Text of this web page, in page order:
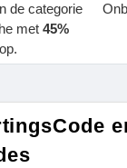
de categorie
met 45%